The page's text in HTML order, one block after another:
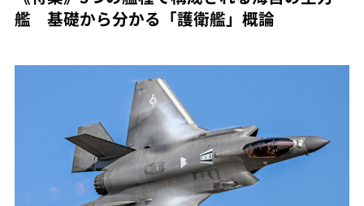
艦 基礎から分かる「護衛艦」概論